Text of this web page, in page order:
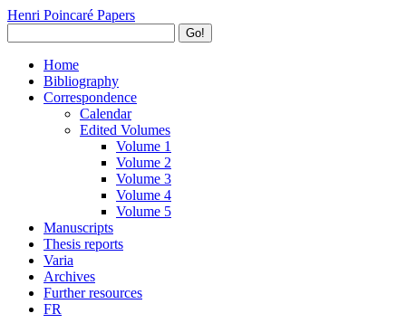
Henri Poincaré Papers
Go!
Home
Bibliography
Correspondence
Calendar
Edited Volumes
Volume 1
Volume 2
Volume 3
Volume 4
Volume 5
Manuscripts
Thesis reports
Varia
Archives
Further resources
FR